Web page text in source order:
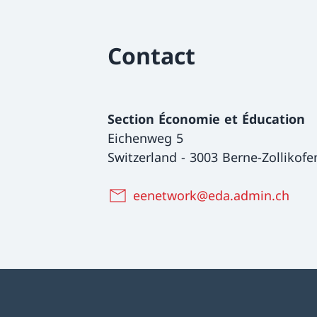
Contact
Section Économie et Éducation
Eichenweg 5
Switzerland - 3003 Berne-
eenetwork@eda.admin.ch